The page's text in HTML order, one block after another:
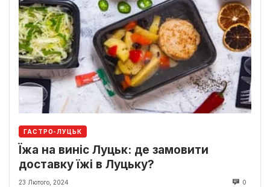
ГАСТРО-ЛУЦЬК
Їжа на виніс Луцьк: де замовити
доставку їжі в Луцьку?
23 Лютого, 2024 0